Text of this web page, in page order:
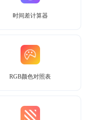
时间差计算器
RGB颜色对照表